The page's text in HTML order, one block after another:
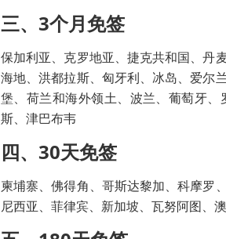
三、3个月免签
保加利亚、克罗地亚、捷克共和国、丹
海地、洪都拉斯、匈牙利、冰岛、爱尔
堡、荷兰和海外领土、波兰、葡萄牙
斯、津巴布韦
四、30天免签
柬埔寨、佛得角、哥斯达黎加、科摩罗
尼西亚、菲律宾、新加坡、瓦努阿图、